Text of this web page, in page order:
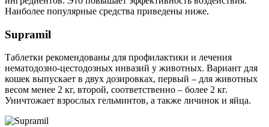
Наиболее популярные средства приведены ниже.
Supramil
Таблетки рекомендованы для профилактики и лечения
нематодозно-цестодозных инвазий у животных. Вариант для
кошек выпускает в двух дозировках, первый – для животных
весом менее 2 кг, второй, соответственно – более 2 кг.
Уничтожает взрослых гельминтов, а также личинок и яйца.